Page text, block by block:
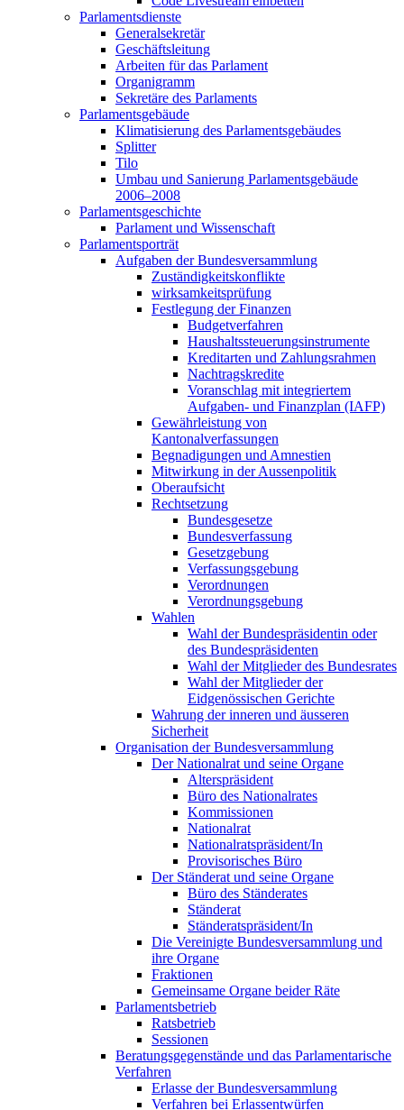
Parlamentsdienste
Generalsekretär
Geschäftsleitung
Arbeiten für das Parlament
Organigramm
Sekretäre des Parlaments
Parlamentsgebäude
Klimatisierung des Parlamentsgebäudes
Splitter
Tilo
Umbau und Sanierung Parlamentsgebäude
2006–2008
Parlamentsgeschichte
Parlament und Wissenschaft
Parlamentsporträt
Aufgaben der Bundesversammlung
Zuständigkeitskonflikte
wirksamkeitsprüfung
Festlegung der Finanzen
Budgetverfahren
Haushaltssteuerungsinstrumente
Kreditarten und Zahlungsrahmen
Nachtragskredite
Voranschlag mit integriertem
Aufgaben- und Finanzplan (IAFP)
Gewährleistung von
Kantonalverfassungen
Begnadigungen und Amnestien
Mitwirkung in der Aussenpolitik
Oberaufsicht
Rechtsetzung
Bundesgesetze
Bundesverfassung
Gesetzgebung
Verfassungsgebung
Verordnungen
Verordnungsgebung
Wahlen
Wahl der Bundespräsidentin oder
des Bundespräsidenten
Wahl der Mitglieder des Bundesrates
Wahl der Mitglieder der
Eidgenössischen Gerichte
Wahrung der inneren und äusseren
Sicherheit
Organisation der Bundesversammlung
Der Nationalrat und seine Organe
Alterspräsident
Büro des Nationalrates
Kommissionen
Nationalrat
Nationalratspräsident/In
Provisorisches Büro
Der Ständerat und seine Organe
Büro des Ständerates
Ständerat
Ständeratspräsident/In
Die Vereinigte Bundesversammlung und
ihre Organe
Fraktionen
Gemeinsame Organe beider Räte
Parlamentsbetrieb
Ratsbetrieb
Sessionen
Beratungsgegenstände und das Parlamentarische
Verfahren
Erlasse der Bundesversammlung
Verfahren bei Erlassentwürfen